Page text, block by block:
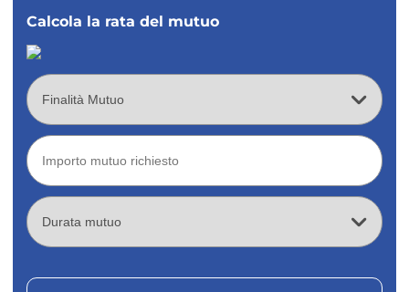
Calcola la rata del mutuo